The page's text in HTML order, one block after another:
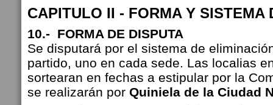
CAPITULO II - FORMA Y SISTEMA
10.- FORMA DE DISPUTA
Se disputará por el sistema de
partido, uno en cada sede. Las localias
sortearan en fechas a estipular por la
se realizarán por Quiniela de la Ciudad